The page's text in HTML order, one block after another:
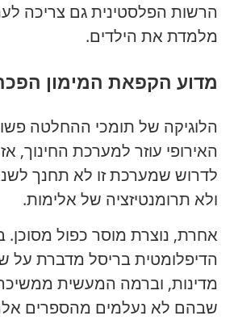
הרשות הפלסטינית גם צריכה
מלמדת את הילדים.
מדוע הקפאת המימון
הלוגיקה של תומכי ההחלטה
האירופי עוזר למערכת החינוך,
לדרוש שמערכת זו לא תחנך
ולא תרומנטיזציה של אלימות.
אחרת, נוצרת מוסר כפול מסוכן.
הדיפלומטית בריסל מדברת על
מדינות, וברמה המעשית
שבהם לא נעלמים מהספרים